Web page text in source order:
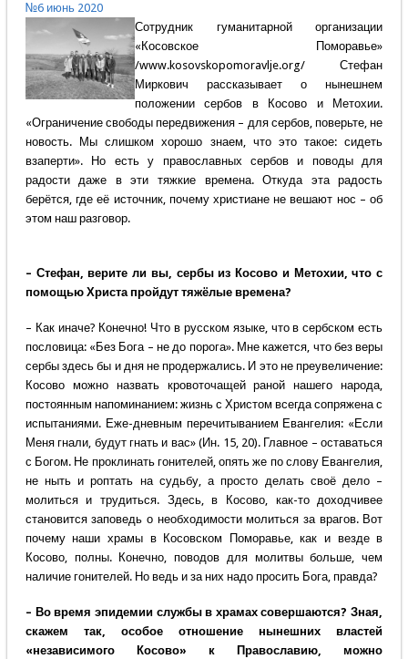
№6 июнь 2020
Сотрудник гуманитарной организации
«Косовское Поморавье»
/www.kosovskopomoravlje.org/ Стефан
Миркович рассказывает о нынешнем
положении сербов в Косово и Метохии.
«Ограничение свободы передвижения – для сербов, поверьте, не
новость. Мы слишком хорошо знаем, что это такое: сидеть
взаперти». Но есть у православных сербов и поводы для
радости даже в эти тяжкие времена. Откуда эта радость
берётся, где её источник, почему христиане не вешают нос – об
этом наш разговор.
– Стефан, верите ли вы, сербы из Косово и Метохии, что с
помощью Христа пройдут тяжёлые времена?
– Как иначе? Конечно! Что в русском языке, что в сербском есть
пословица: «Без Бога – не до порога». Мне кажется, что без веры
сербы здесь бы и дня не продержались. И это не преувеличение:
Косово можно назвать кровоточащей раной нашего народа,
постоянным напоминанием: жизнь с Христом всегда сопряжена с
испытаниями. Еже-дневным перечитыванием Евангелия: «Если
Меня гнали, будут гнать и вас» (Ин. 15, 20). Главное – оставаться
с Богом. Не проклинать гонителей, опять же по слову Евангелия,
не ныть и роптать на судьбу, а просто делать своё дело –
молиться и трудиться. Здесь, в Косово, как-то доходчивее
становится заповедь о необходимости молиться за врагов. Вот
почему наши храмы в Косовском Поморавье, как и везде в
Косово, полны. Конечно, поводов для молитвы больше, чем
наличие гонителей. Но ведь и за них надо просить Бога, правда?
– Во время эпидемии службы в храмах совершаются? Зная,
скажем так, особое отношение нынешних властей
«независимого Косово» к Православию, можно